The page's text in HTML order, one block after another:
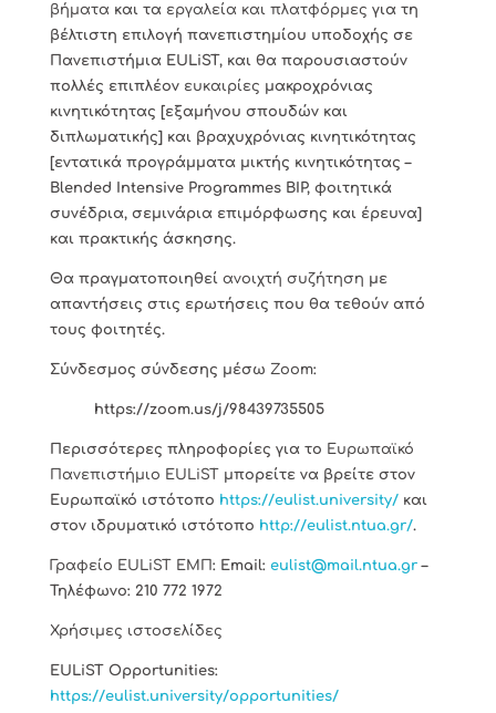
βήματα και τα εργαλεία και πλατφόρμες για τη
βέλτιστη επιλογή πανεπιστημίου υποδοχής σε
Πανεπιστήμια EULiST, και θα παρουσιαστούν
πολλές επιπλέον ευκαιρίες μακροχρόνιας
κινητικότητας [εξαμήνου σπουδών και
διπλωματικής] και βραχυχρόνιας κινητικότητας
[εντατικά προγράμματα μικτής κινητικότητας –
Blended Intensive Programmes BIP, φοιτητικά
συνέδρια, σεμινάρια επιμόρφωσης και έρευνα]
και πρακτικής άσκησης.
Θα πραγματοποιηθεί ανοιχτή συζήτηση με
απαντήσεις στις ερωτήσεις που θα τεθούν από
τους φοιτητές.
Σύνδεσμος σύνδεσης μέσω Zoom:
https://zoom.us/j/98439735505
Περισσότερες πληροφορίες για τo Ευρωπαϊκό
Πανεπιστήμιο EULiST μπορείτε να βρείτε στον
Ευρωπαϊκό ιστότοπο https://eulist.university/ και
στον ιδρυματικό ιστότοπο http://eulist.ntua.gr/.
Γραφείο EULiST ΕΜΠ: Email: eulist@mail.ntua.gr –
Τηλέφωνο: 210 772 1972
Χρήσιμες ιστοσελίδες
EULiST Opportunities:
https://eulist.university/opportunities/